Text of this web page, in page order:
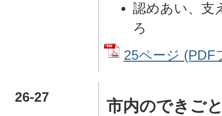
認めあい、支
ろ
25ページ (PDF
26-27 市内のできご